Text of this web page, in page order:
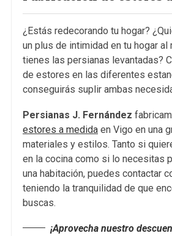
¿Estás redecorando tu hogar?
un plus de intimidad en tu hogar
tienes las persianas levantadas?
de estores en las diferentes
conseguirás suplir ambas
Persianas J. Fernández
estores a medida en Vigo en una
materiales y estilos. Tanto si
en la cocina como si lo necesitas
una habitación, puedes contactar
teniendo la tranquilidad de que
buscas.
¡Aprovecha nuestro